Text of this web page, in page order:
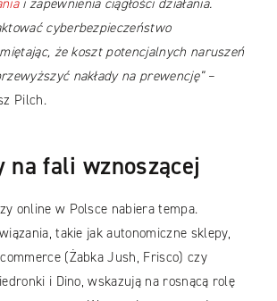
cyberbezpieczeństwo
że koszt potencjalnych naruszeń
nakłady na prewencję”–
Pilch.
na fali wznoszącej
online w Polsce nabiera tempa.
takie jak autonomiczne sklepy,
(Żabka Jush, Frisco) czy
i Dino, wskazują na rosnącą rolę